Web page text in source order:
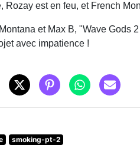
est en feu, et French
et Max B, "Wave Gods
avec impatience !
smoking-pt-2